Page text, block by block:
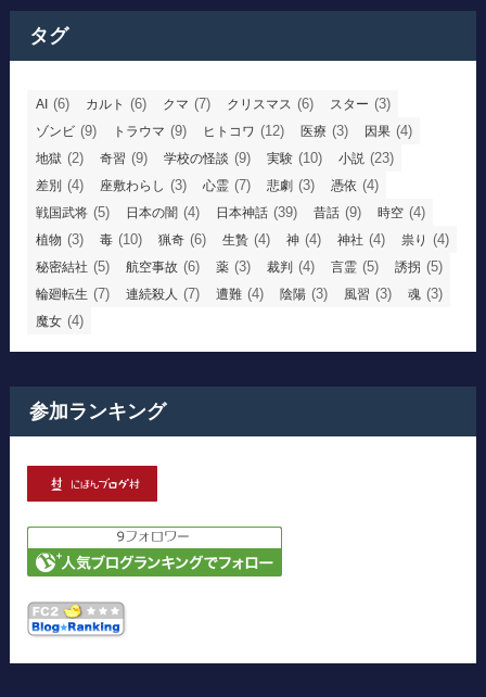
タグ
AI (6) カルト (6) クマ (7) クリスマス (6) スター (3)
ゾンビ (9) トラウマ (9) ヒトコワ (12) 医療 (3) 因果 (4)
地獄 (2) 奇習 (9) 学校の怪談 (9) 実験 (10) 小説 (23)
差別 (4) 座敷わらし (3) 心霊 (7) 悲劇 (3) 憑依 (4)
戦国武将 (5) 日本の闇 (4) 日本神話 (39) 昔話 (9) 時空 (4)
植物 (3) 毒 (10) 猟奇 (6) 生贄 (4) 神 (4) 神社 (4) 祟り (4)
秘密結社 (5) 航空事故 (6) 薬 (3) 裁判 (4) 言霊 (5) 誘拐 (5)
輪廻転生 (7) 連続殺人 (7) 遭難 (4) 陰陽 (3) 風習 (3) 魂 (3)
魔女 (4)
参加ランキング